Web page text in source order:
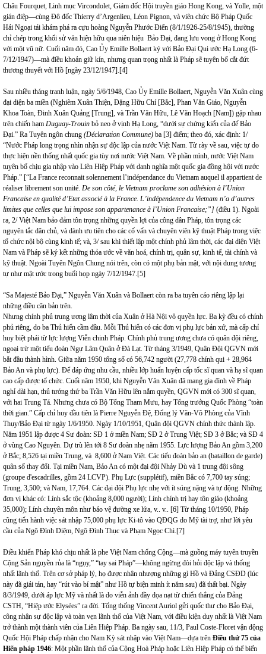
Châu Fourquet, Linh mục Vircondolet, Giám đốc Hội truyền giáo Hong Kong, và Yolle, một
gián điệp—cùng Đô đốc Thierry d’Argenlieu, Léon Pignon, và viên chức Bộ Pháp Quốc
Hải Ngoại tái khám phá ra cựu hoàng Nguyễn Phước Điển (8/1/1926-25/8/1945), thường
chỉ chép trong khối sử văn hiện hữu qua niên hiệu Bảo Đại, đang lưu vong ở Hong Kong
với một vũ nữ. Cuối năm đó, Cao Ủy Emille Bollaert ký với Bảo Đại Qui ước Hạ Long (6-
7/12/1947)—mà điều khoản giữ kín, nhưng quan trọng nhất là Pháp sẽ tuyên bố cắt đứt
thương thuyết với Hồ [ngày 23/12/1947]. [4]
Sau nhiều tháng tranh luận, ngày 5/6/1948, Cao Ủy Emille Bollaert, Nguyễn Văn Xuân cùng
đại diện ba miền (Nghiêm Xuân Thiện, Đặng Hữu Chí [Bắc], Phan Văn Giáo, Nguyễn
Khoa Toàn, Đinh Xuân Quảng [Trung], và Trần Văn Hữu, Lê Văn Hoạch [Nam]) gặp nhau
trên chiến hạm Duguay-Trouin bỏ neo ở vịnh Hạ Long, “dưới sự chứng kiến của đế Bảo
Đại.” Ra Tuyên ngôn chung (Déclaration Commune) ba [3] điểm; theo đó, xác định: 1/
“Nước Pháp long trọng nhìn nhận sự độc lập của nước Việt Nam. Từ rày về sau, việc tự do
thực hiện nền thống nhất quốc gia tùy nơi nước Việt Nam. Về phần mình, nước Việt Nam
tuyên bố chịu gia nhập vào Liên Hiệp Pháp với danh nghĩa một quốc gia đồng hội với nước
Pháp.” [“La France reconnait solennement l’indépendance du Vietnam auquel il appartient de
réaliser librement son unité. De son côté, le Vietnam proclame son adhésion à l’Union
Francaise en qualité d’Etat associé à la France. L’indépendence du Vietnam n’a d’autres
limites que celles que lui impose son appartenance à l’Union Francaise;”] (điều 1). Ngoài
ra, 2/ Việt Nam bảo đảm tôn trọng những quyền lợi của công dân Pháp, tôn trọng các
nguyên tắc dân chủ, và dành ưu tiên cho các cố vấn và chuyên viên kỹ thuật Pháp trong việc
tổ chức nội bộ cùng kinh tế; và, 3/ sau khi thiết lập một chính phủ lâm thời, các đại diện Việt
Nam và Pháp sẽ ký kết những thỏa ước về văn hoá, chính trị, quân sự, kinh tế, tài chính và
kỹ thuật. Ngoài Tuyên Ngôn Chung nói trên, còn có một phụ bản mật, với nội dung tương
tự như mật ước trong buổi họp ngày 7/12/1947. [5]
“Sa Majesté Bảo Đại,” Nguyễn Văn Xuân và Bollaert còn ra ba tuyên cáo riêng lập lại
những điều căn bản trên.
Nhưng chính phủ trung ương lâm thời của Xuân ở Hà Nội vô quyền lực. Ba kỳ đều có chính
phủ riêng, do ba Thủ hiến cầm đầu. Mỗi Thủ hiến có các đơn vị phụ lực bản xứ, mà cấp chỉ
huy biệt phái từ lực lượng Viễn chinh Pháp. Chính phủ trung ương chưa có quân đội riêng,
ngoại trừ một tiểu đoàn Ngự Lâm Quân ở Đà Lạt. Từ tháng 3/1949, Quân Đội QGVN mới
bắt đầu thành hình. Giữa năm 1950 tổng số có 56,742 người (27,778 chính qui + 28,964
Bảo An và phụ lực). Để đáp ứng nhu cầu, nhiều lớp huấn luyện cấp tốc sĩ quan và hạ sĩ quan
cao cấp được tổ chức. Cuối năm 1950, khi Nguyễn Văn Xuân đã mang gia đình về Pháp
nghỉ dài hạn, thủ tướng thứ ba Trần Văn Hữu lên nắm quyền, QGVN mới có 300 sĩ quan,
với hai Trung Tá. Nhưng chưa có Bộ Tổng Tham Mưu, hay Tổng trưởng Quốc Phòng “toàn
thời gian.” Cấp chỉ huy đầu tiên là Pierre Nguyễn Đệ, Đổng lý Văn-Võ Phòng của Vĩnh
Thụy/Bảo Đại từ ngày 1/6/1950. Ngày 1/10/1951, Quân đội QGVN chính thức thành lập.
Năm 1951 lập được 4 Sư đoàn: SĐ 1 ở miền Nam; SĐ 2 ở Trung Việt; SĐ 3 ở Bắc; và SĐ 4
ở vùng Cao Nguyên. Dự trù lên tới 8 Sư đoàn nhẹ năm 1955. Lực lượng Bảo An gồm 3,200
ở Bắc; 8,526 tại miền Trung, và 8,600 ở Nam Việt. Các tiểu đoàn bảo an (bataillon de garde)
quân số thay đổi. Tại miền Nam, Bảo An có một đại đội Nhảy Dù và 1 trung đội sông
(groupe d'escadrilles, gồm 24 LCVP). Phụ Lực (supplétif), miền Bắc có 7,700 tay súng;
Trung, 3,500; và Nam, 17,764. Các đại đội Phụ lực nhẹ với ít súng nặng và tự động. Những
đơn vị khác có: Lính sắc tộc (khoảng 8,000 người); Lính chính trị hay tôn giáo (khoảng
35,000); Lính chuyên môn như bảo vệ đường xe lửa, v.. v.. [6] Từ tháng 10/1950, Pháp
cũng tiến hành việc sát nhập 75,000 phụ lực Ki-tô vào QĐQG do Mỹ tài trợ, như lời yêu
cầu của Ngô Đình Diệm, Ngô Đình Thục và Phạm Ngọc Chi. [7]
Điều khiến Pháp khó chịu nhất là phe Việt Nam chống Cộng—mà guồng máy tuyên truyền
Cộng Sản nguyền rủa là “ngụy,” “tay sai Pháp”—không ngừng đòi hỏi độc lập và thống
nhất lãnh thổ. Trên cơ sở pháp lý, họ được nhân nhượng những gì Hồ và Đảng CSĐD (lúc
này đã giải tán, hay “rút vào bí mật” như Hồ tự biện minh ít năm sau) đã thất bại. Ngày
8/3/1949, dưới áp lực Mỹ và nhất là do viễn ảnh đầy dọa nạt từ chiến thắng của Đảng
CSTH, “Hiệp ước Elysées” ra đời. Tổng thống Vincent Auriol gửi quốc thư cho Bảo Đại,
công nhận sự độc lập và toàn vẹn lãnh thổ của Việt Nam, với điều kiện duy nhất là Việt Nam
trở thành một thành viên của Liên Hiệp Pháp. Ba ngày sau, 11/3, Paul Coste-Floret vận động
Quốc Hội Pháp chấp nhận cho Nam Kỳ sát nhập vào Việt Nam—dựa trên Điều thứ 75 của
Hiến pháp 1946: Một phần lãnh thổ của Cộng Hoà Pháp hoặc Liên Hiệp Pháp có thể biến